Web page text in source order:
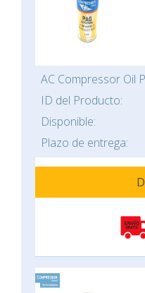
AC Compressor Oil
ID del Producto:
Disponible:
Plazo de entrega: